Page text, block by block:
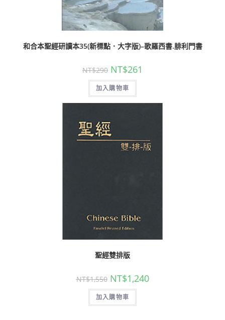
和合本聖經研讀本35(新標點．大字版)–歌羅西書.腓利門書
NT$290 NT$261
加入購物車
聖經雙排版
NT$1,550 NT$1,240
加入購物車